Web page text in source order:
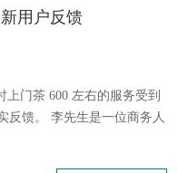
用户反馈
门茶 600 左右的服务受到
反馈。 李先生是一位商务人